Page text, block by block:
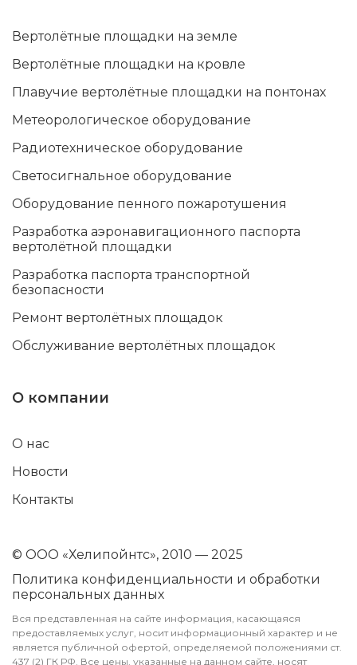
Вертолётные площадки на земле
Вертолётные площадки на кровле
Плавучие вертолётные площадки на понтонах
Метеорологическое оборудование
Радиотехническое оборудование
Светосигнальное оборудование
Оборудование пенного пожаротушения
Разработка аэронавигационного паспорта
вертолётной площадки
Разработка паспорта транспортной
безопасности
Ремонт вертолётных площадок
Обслуживание вертолётных площадок
О компании
О нас
Новости
Контакты
© ООО «Хелипойнтс», 2010 — 2025
Политика конфиденциальности и обработки
персональных данных
Вся представленная на сайте информация, касающаяся
предоставляемых услуг, носит информационный характер и не
является публичной офертой, определяемой положениями ст.
437 (2) ГК РФ. Все цены, указанные на данном сайте, носят